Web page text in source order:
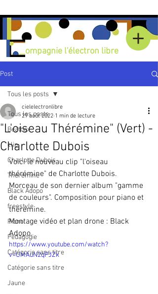
Compagnie l'électron libre
Post
Tous les posts
Beatbox
clip
Charlotte Dubois
Thérémine
Black Adopo
freestyle
Piano
Pédagogie
Catégorie sans titre
Catégorie sans titre
Jaune
Tous les posts
"L'oiseau Thérémine" (Vert) -
Charlotte Dubois
cielelectronlibre
29 août 2022 1 min de lecture
Voici le nouveau clip "l'oiseau
thérémine" de Charlotte Dubois.
Morceau de son dernier album "gamme
de couleurs". Composition pour piano et
thérémine.
Montage vidéo et plan drone : Black
Adopo.
https://www.youtube.com/watch?
v=UMAuN2qPJZk